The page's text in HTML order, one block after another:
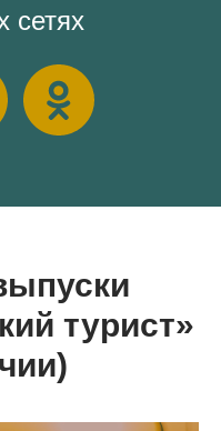
сетях
турист»